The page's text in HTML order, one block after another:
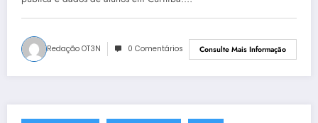
Redação OT3N 0 Comentários Consulte Mais Informação